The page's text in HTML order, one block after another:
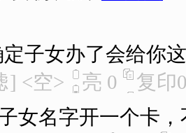
子女办了会给你
] <空> 亮 0 复印
女名字开一个卡